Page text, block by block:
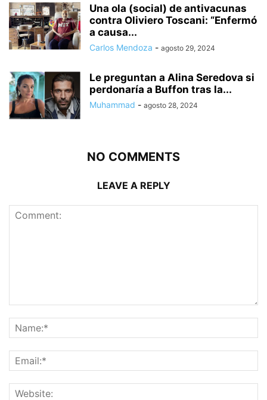
Una ola (social) de antivacunas
contra Oliviero Toscani: “Enfermó
a causa...
Carlos Mendoza - agosto 29, 2024
Le preguntan a Alina Seredova si
perdonaría a Buffon tras la...
Muhammad - agosto 28, 2024
NO COMMENTS
LEAVE A REPLY